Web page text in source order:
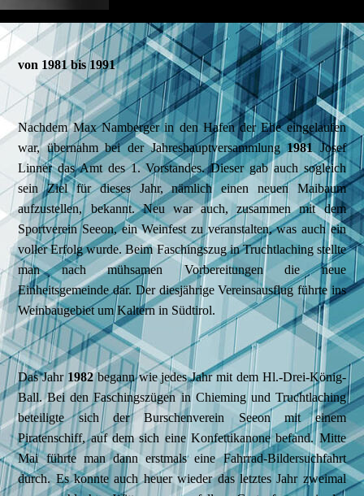
von 1981 bis 1991
Nachdem Max Namberger in den Hafen der Ehe eingelaufen
war, übernahm bei der Jahreshauptversammlung1981 Josef
Linner das Amt des 1. Vorstandes. Dieser gab auch sogleich
sein Ziel für dieses Jahr, nämlich einen neuen Maibaum
aufzustellen, bekannt. Neu war auch, zusammen mit dem
Sportverein Seeon, ein Weinfest zu veranstalten, was auch ein
voller Erfolg wurde. Beim Faschingszug in Truchtlaching stellte
man nach mühsamen Vorbereitungen die neue
Einheitsgemeinde dar. Der diesjährige Vereinsausflug führte ins
Weinbaugebiet um Kaltern in Südtirol.
Das Jahr1982begann wie jedes Jahr mit dem Hl.-Drei-König-
Ball. Bei den Faschingszügen in Chieming und Truchtlaching
beteiligte sich der Burschenverein Seeon mit einem
Piratenschiff, auf dem sich eine Konfettikanone befand. Mitte
Mai führte man dann erstmals eine Fahrrad-Bildersuchfahrt
durch. Es konnte auch heuer wieder das letztes Jahr zweimal